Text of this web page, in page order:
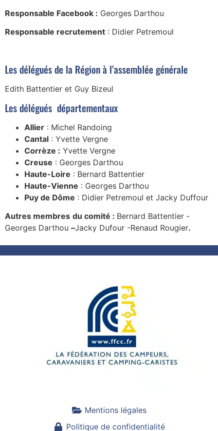
Responsable Facebook : Georges Darthou
Responsable recrutement : Didier Petremoul
Les délégués de la Région à l’assemblée générale
Edith Battentier et Guy Bizeul
Les délégués départementaux
Allier : Michel Randoing
Cantal : Yvette Vergne
Corrèze : Yvette Vergne
Creuse : Georges Darthou
Haute-Loire : Bernard Battentier
Haute-Vienne : Georges Darthou
Puy de Dôme : Didier Petremoul et Jacky Duffour
Autres membres du comité : Bernard Battentier -
Georges Darthou –Jacky Dufour -Renaud Rougier.
Mentions légales
Politique de confidentialité